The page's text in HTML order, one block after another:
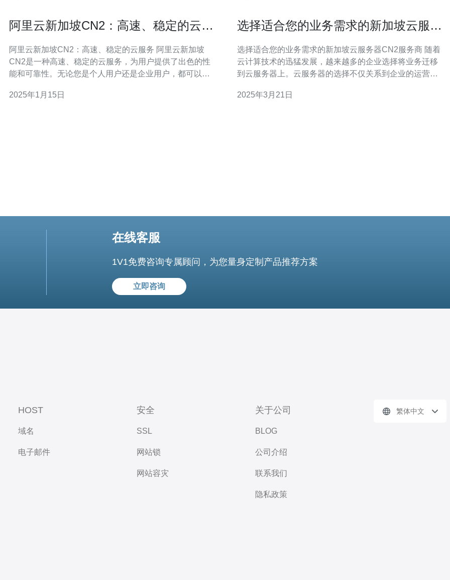
阿里云新加坡CN2：高速、稳定的云服
阿里云新加坡CN2：高速、稳定的云服务 阿里云新加坡
CN2是一种高速、稳定的云服务，为用户提供了出色的性
能和可靠性。无论您是个人用户还是企业用户，都可以从
用户在使用云服务时能够获得快速的响应速度和流畅的体
2025年1月15日
选择适合您的业务需求的新加坡云服务
选择适合您的业务需求的新加坡云服务器CN2服务商 随着
云计算技术的迅猛发展，越来越多的企业选择将业务迁移
到云服务器上。云服务器的选择不仅关系到企业的运营效
时，新加坡云服务器CN2服务商是一个重要的选择。 CN2
2025年3月21日
在线客服
1V1免费咨询专属顾问，为您量身定制产品推荐方案
立即咨询
HOST
域名
电子邮件
安全
SSL
网站锁
网站容灾
关于公司
BLOG
公司介绍
联系我们
隐私政策
繁体中文